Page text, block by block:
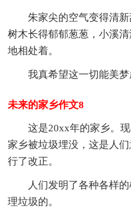
朱家尖的空气变得清
树木长得郁郁葱葱，小溪
地相处着。
我真希望这一切能美梦
未来的家乡作文8
这是20xx年的家乡。
家乡被垃圾埋没，这是人
行了改正。
人们发明了各种各样
理垃圾的。